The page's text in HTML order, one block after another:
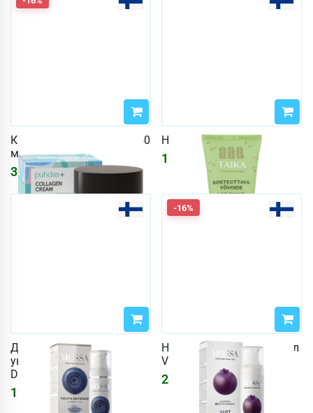
Крем для лица Puhdas+ 50
мл Коллаген
3006₽3588 ₽
Ночной крем Taika 50 мл
1541
Дневной крем 50 мл
увлажняющий Youth
Defence
1977
-16%
Ночной крем Mossa 50 мл
VLift укрепляющий
2445 ₽2918₽